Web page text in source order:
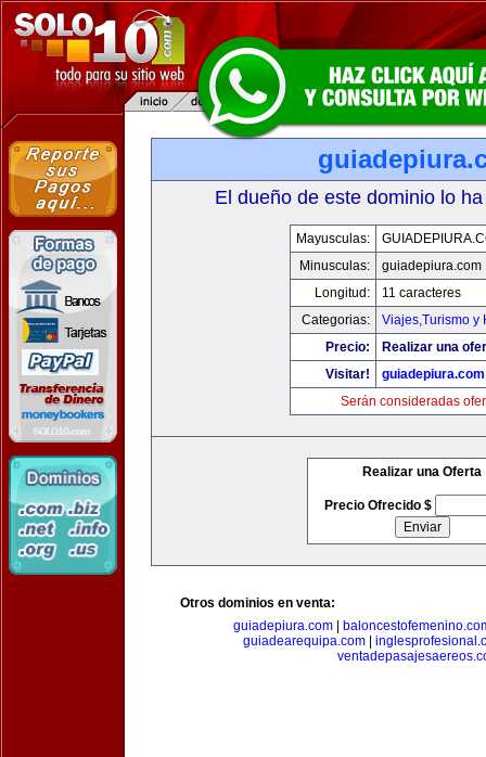
El dueño de este dominio lo
Mayusculas:
Minusculas:
guiadepiura.com
Longitud:
11 caracteres
Categorias:
Viajes,Turismo y
Precio:
Realizar una
Visitar!
guiadepiura.com
Serán consideradas
Realizar una Oferta
Precio Ofrecido $
Otros dominios en venta:
guiadepiura.com|
guiadearequipa.com|